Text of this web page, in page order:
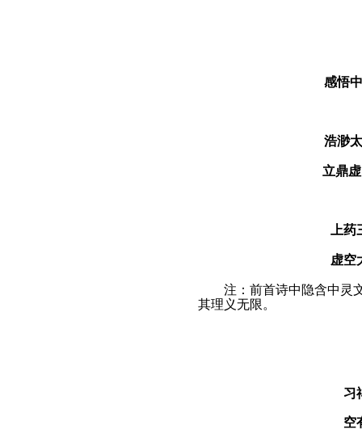
感悟
浩渺太
立鼎虚
上药
虚空
注：前首诗中隐含中灵
其理义无限。
习
空